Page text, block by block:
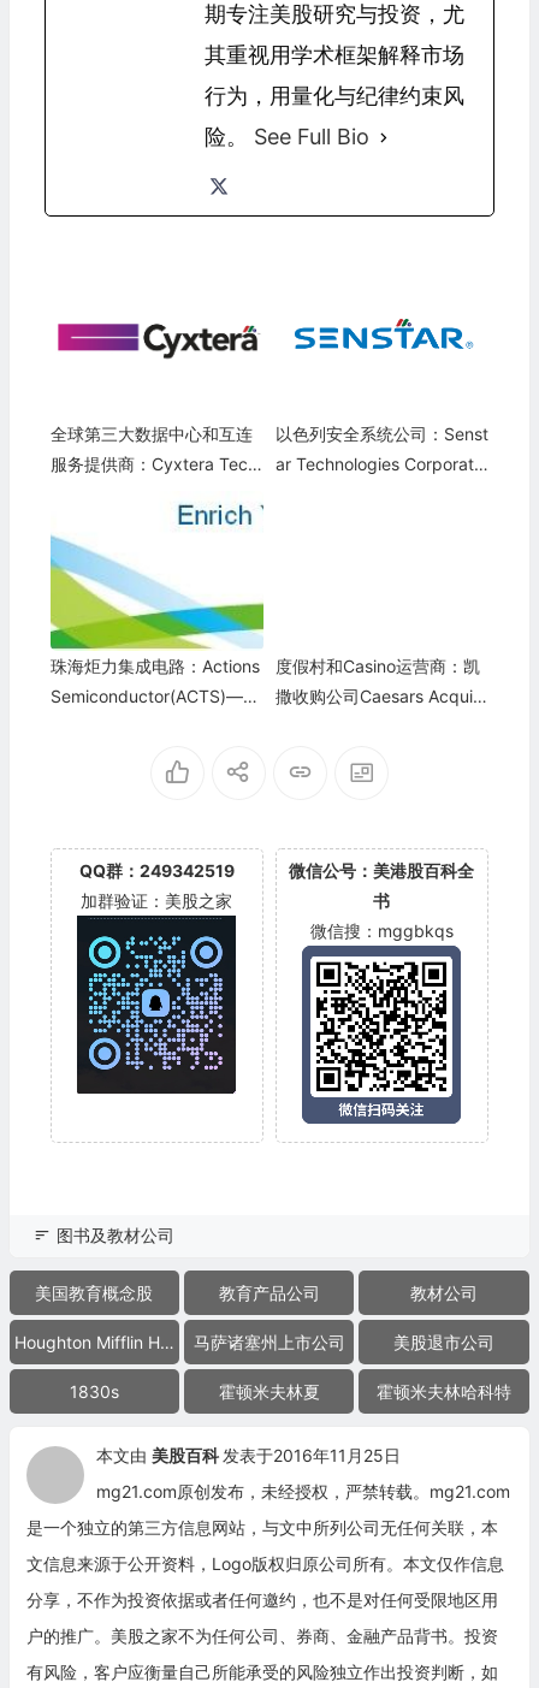
期专注美股研究与投资，尤
其重视用学术框架解释市场
行为，用量化与纪律约束风
险。 See Full Bio
全球第三大数据中心和互连
服务提供商：Cyxtera Tech
以色列安全系统公司：Senst
ar Technologies Corporatio
珠海炬力集成电路：Actions
Semiconductor(ACTS)——
度假村和Casino运营商：凯
撒收购公司Caesars Acquisi
QQ群：249342519
加群验证：美股之家
微信公号：美港股百科全
书
微信搜：mggbkqs
图书及教材公司
美国教育概念股 教育产品公司 教材公司
Houghton Mifflin Harcourt 马萨诸塞州上市公司 美股退市公司
1830s 霍顿米夫林夏 霍顿米夫林哈科特
本文由 美股百科 发表于2016年11月25日
mg21.com原创发布，未经授权，严禁转载。mg21.com
是一个独立的第三方信息网站，与文中所列公司无任何关联，本
文信息来源于公开资料，Logo版权归原公司所有。本文仅作信息
分享，不作为投资依据或者任何邀约，也不是对任何受限地区用
户的推广。美股之家不为任何公司、券商、金融产品背书。投资
有风险，客户应衡量自己所能承受的风险独立作出投资判断，如